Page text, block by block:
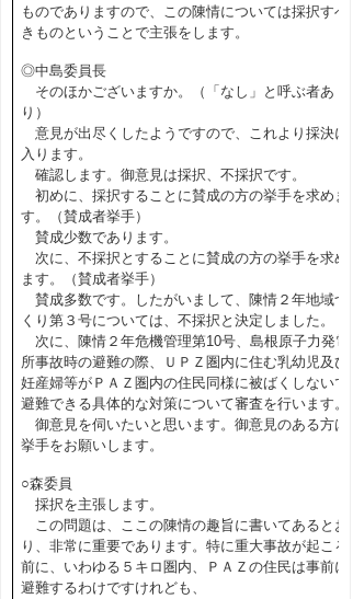
ものでありますので、この陳情については採択すべ
きものということで主張をします。
◎中島委員長
そのほかございますか。（「なし」と呼ぶ者あ
り）
意見が出尽くしたようですので、これより採決に
入ります。
確認します。御意見は採択、不採択です。
初めに、採択することに賛成の方の挙手を求めま
す。（賛成者挙手）
賛成少数であります。
次に、不採択とすることに賛成の方の挙手を求め
ます。（賛成者挙手）
賛成多数です。したがいまして、陳情２年地域づ
くり第３号については、不採択と決定しました。
次に、陳情２年危機管理第10号、島根原子力発電
所事故時の避難の際、ＵＰＺ圏内に住む乳幼児及び
妊産婦等がＰＡＺ圏内の住民同様に被ばくしないで
避難できる具体的な対策について審査を行います。
御意見を伺いたいと思います。御意見のある方は
挙手をお願いします。
○森委員
採択を主張します。
この問題は、ここの陳情の趣旨に書いてあるとお
り、非常に重要であります。特に重大事故が起こる
前に、いわゆる５キロ圏内、ＰＡＺの住民は事前に
避難するわけですけれども、